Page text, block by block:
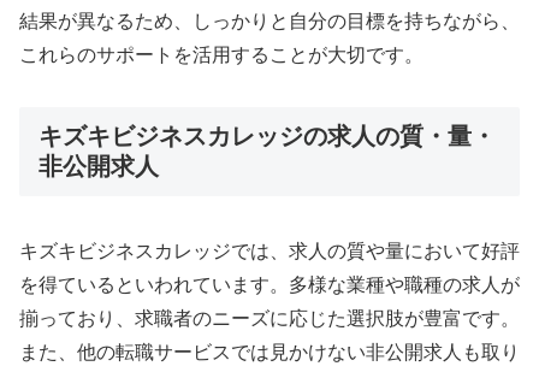
結果が異なるため、しっかりと自分の目標を持ちながら、
これらのサポートを活用することが大切です。
キズキビジネスカレッジの求人の質・量・
非公開求人
キズキビジネスカレッジでは、求人の質や量において好評
を得ているといわれています。多様な業種や職種の求人が
揃っており、求職者のニーズに応じた選択肢が豊富です。
また、他の転職サービスでは見かけない非公開求人も取り